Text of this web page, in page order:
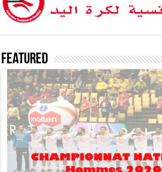
Featured